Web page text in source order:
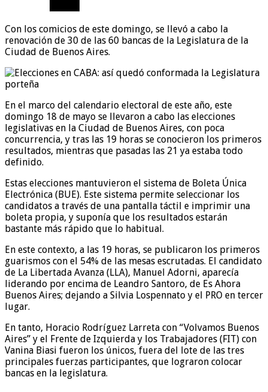
Con los comicios de este domingo, se llevó a cabo la
renovación de 30 de las 60 bancas de la Legislatura de la
Ciudad de Buenos Aires.
En el marco del calendario electoral de este año, este
domingo 18 de mayo se llevaron a cabo las elecciones
legislativas en la Ciudad de Buenos Aires, con poca
concurrencia, y tras las 19 horas se conocieron los primeros
resultados, mientras que pasadas las 21 ya estaba todo
definido.
Estas elecciones mantuvieron el sistema de Boleta Única
Electrónica (BUE). Este sistema permite seleccionar los
candidatos a través de una pantalla táctil e imprimir una
boleta propia, y suponía que los resultados estarán
bastante más rápido que lo habitual.
En este contexto, a las 19 horas, se publicaron los primeros
guarismos con el 54% de las mesas escrutadas. El candidato
de La Libertada Avanza (LLA), Manuel Adorni, aparecía
liderando por encima de Leandro Santoro, de Es Ahora
Buenos Aires; dejando a Silvia Lospennato y el PRO en tercer
lugar.
En tanto, Horacio Rodríguez Larreta con “Volvamos Buenos
Aires” y el Frente de Izquierda y los Trabajadores (FIT) con
Vanina Biasi fueron los únicos, fuera del lote de las tres
principales fuerzas participantes, que lograron colocar
bancas en la legislatura.